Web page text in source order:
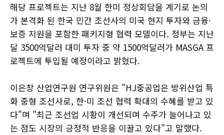
해당 프로젝트는 지난 8월 한미 정상회담을 계기로 논의
가 본격화 된 한국 민간 조선사의 미국 현지 투자와 금융·
보증 지원을 포함한 패키지형 협력 모델이다. 정부는 지난
달 3500억달러 대미 투자 중 약 1500억달러가 MASGA 프
로젝트에 투입될 예정이라고 밝혔다.
이은창 산업연구원 연구위원은 "HJ중공업은 방위산업 특
화 중형 조선사로, 한·미 조선 협력 확대의 수혜를 받고 있
다"며 "최근 조선업 시황이 개선되며 수주가 늘어나고 있
는 점도 시장의 긍정적 반응을 이끌고 있다"고 말했다.